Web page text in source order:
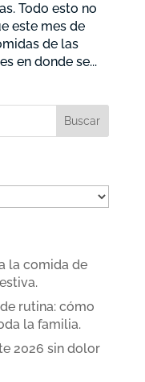
Todo esto no
este mes de
de las
en donde se...
la comida de
rutina: cómo
la familia.
2026 sin dolor